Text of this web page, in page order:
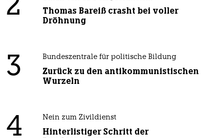
2
Thomas Bareiß crasht bei voller
Dröhnung
3 Bundeszentrale für politische Bildung
Zurück zu den antikommunistischen
Wurzeln
4 Nein zum Zivildienst
Hinterlistiger Schritt der